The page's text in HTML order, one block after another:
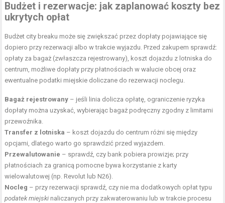
Budżet i rezerwacje: jak zaplanować koszty bez
ukrytych opłat
Budżet city breaku może się zwiększać przez dopłaty pojawiające się
dopiero przy rezerwacji albo w trakcie wyjazdu. Przed zakupem sprawdź:
opłaty za bagaż (zwłaszcza rejestrowany), koszt dojazdu z lotniska do
centrum, możliwe dopłaty przy płatnościach w walucie obcej oraz
ewentualne podatki miejskie doliczane do rezerwacji noclegu.
Bagaż rejestrowany – jeśli linia dolicza opłatę, ograniczenie ryzyka
dopłaty można uzyskać, wybierając bagaż podręczny zgodny z limitami
przewoźnika.
Transfer z lotniska – koszt dojazdu do centrum różni się między
opcjami, dlatego warto go sprawdzić przed wyjazdem.
Przewalutowanie – sprawdź, czy bank pobiera prowizje; przy
płatnościach za granicą pomocne bywa korzystanie z karty
wielowalutowej (np. Revolut lub N26).
Nocleg – przy rezerwacji sprawdź, czy nie ma dodatkowych opłat typu
podatek miejski naliczanych przy zakwaterowaniu lub w trakcie procesu